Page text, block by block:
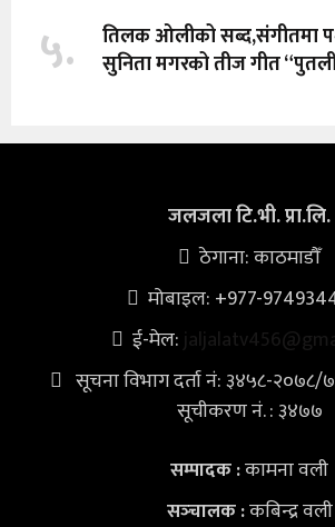
५.
तिलक ओलीको सब्द,संगीतमा
सुनिता मगरको तीज गीत
जलजला टि.भी. प्रा.लि.
ठेगाना: काठमाडौँ
मोबाइल: +977-
ई-मेल:
सूचना विभाग दर्ता नं: ३४५८-२०७८/
सूचीकरण नं. : ३४७७
सम्पादक :कामना वली
सञ्‍चालक :कबिन्द्र वली